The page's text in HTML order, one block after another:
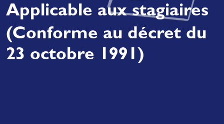
Applicable aux stagiaires
(Conforme au décret du
23 octobre 1991)